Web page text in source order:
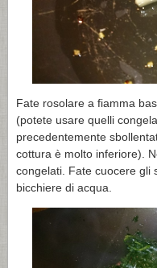
Fate rosolare a fiamma
(potete usare quelli
precedentemente
cottura è molto inferiore).
congelati. Fate cuocere gli
bicchiere di acqua.